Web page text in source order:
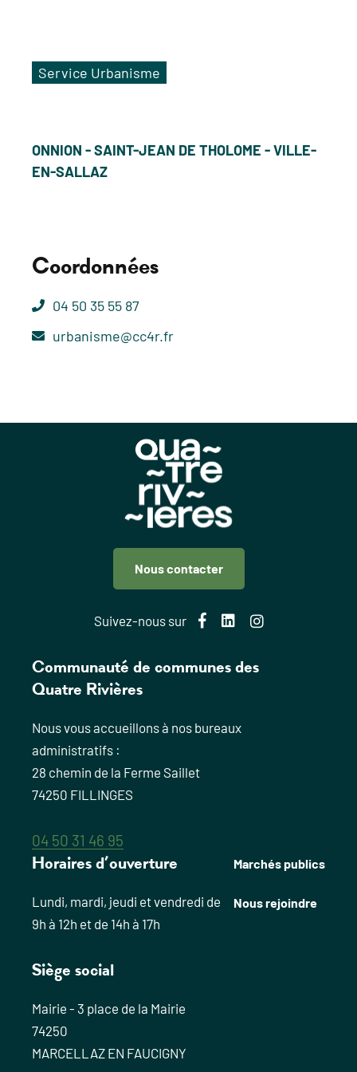
Service Urbanisme
ONNION - SAINT-JEAN DE THOLOME - VILLE-
EN-SALLAZ
Coordonnées
04 50 35 55 87
urbanisme@cc4r.fr
Nous contacter
Suivez-nous sur Facebook
LinkedInInstagram
Communauté de communes des
Quatre Rivières
Nous vous accueillons à nos bureaux
administratifs :
28 chemin de la Ferme Saillet
74250 FILLINGES
04 50 31 46 95
Horaires d’ouverture
Lundi, mardi, jeudi et vendredi de
9h à 12h et de 14h à 17h
Siège social
Mairie - 3 place de la Mairie
74250
MARCELLAZ EN FAUCIGNY
Marchés publics
Nous rejoindre